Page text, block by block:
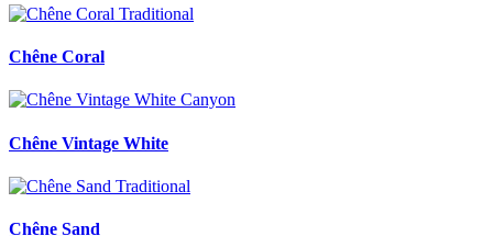
Chêne Coral
Chêne Vintage White
Chêne Sand